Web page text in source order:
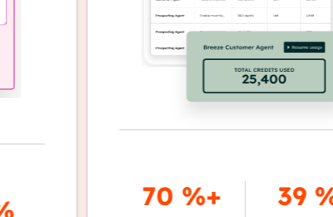
70 %+ 39 %